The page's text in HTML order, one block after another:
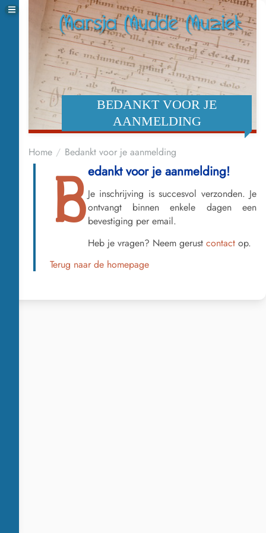
BEDANKT VOOR JE
AANMELDING
Home Bedankt voor je aanmelding
B
edankt voor je aanmelding!
Je inschrijving is succesvol verzonden. Je
ontvangt binnen enkele dagen een
bevestiging per email.
Heb je vragen? Neem gerust contactop.
Terug naar de homepage